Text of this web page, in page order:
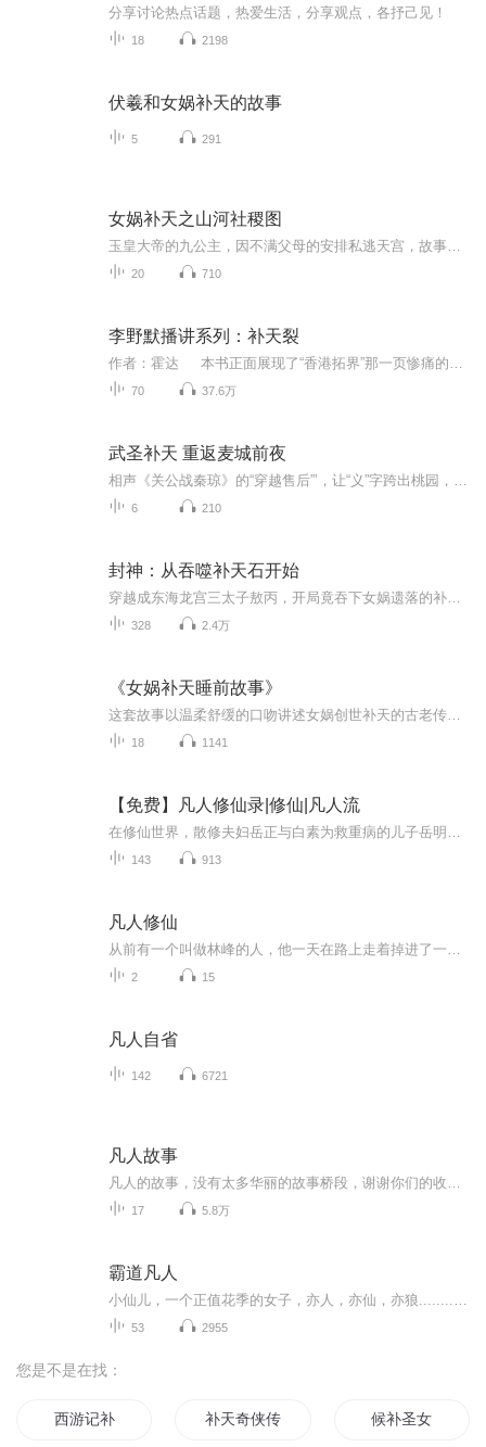
分享讨论热点话题，热爱生活，分享观点，各抒己见！
18 2198
伏羲和女娲补天的故事
5 291
女娲补天之山河社稷图
20 710
李野默播讲系列：补天裂
70 37.6万
武圣补天 重返麦城前夜
6 210
封神：从吞噬补天石开始
328 2.4万
《女娲补天睡前故事》
18 1141
【免费】凡人修仙录|修仙|凡人流
143 913
凡人修仙
2 15
凡人自省
142 6721
凡人故事
17 5.8万
霸道凡人
53 2955
您是不是在找：
西游记补 补天奇侠传 候补圣女